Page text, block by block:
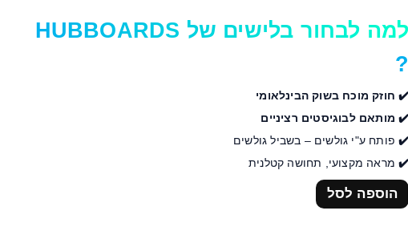
למה לבחור בלישים של HUBBOARDS
?
חוזק מוכח בשוק הבינלאומי
מותאם לבוגיסטים רציניים
פותח ע"י גולשים – בשביל גולשים
מראה מקצועי, תחושה קטלנית
הוספה לסל